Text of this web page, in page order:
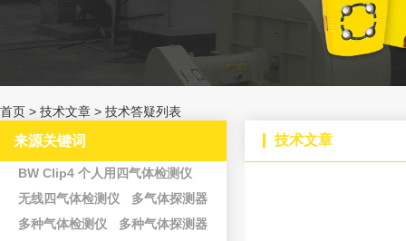
首页 > 技术文章 > 技术答疑列表
来源关键词
BW Clip4 个人用四气体检测仪
无线四气体检测仪
多气体探测器
多种气体检测仪
多种气体探测器
技术文章